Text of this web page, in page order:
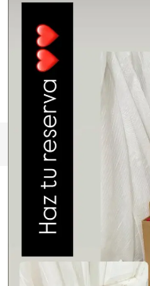
SAN VALENTÍN